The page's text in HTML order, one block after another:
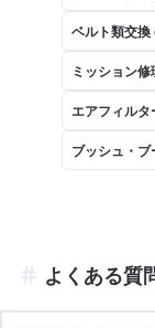
ベルト類交
ミッション
エアフィルタ
ブッシュ・
よくある質